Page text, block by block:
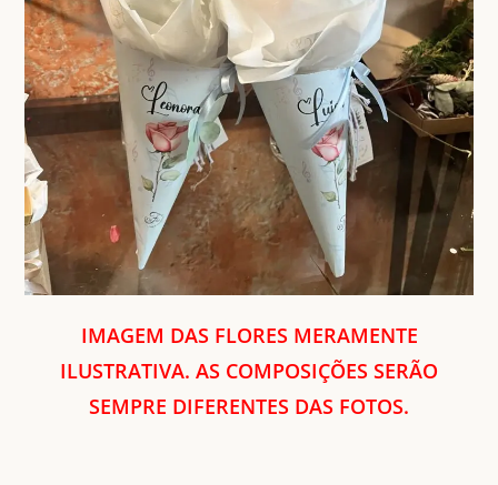
IMAGEM DAS FLORES MERAMENTE
ILUSTRATIVA. AS COMPOSIÇÕES SERÃO
SEMPRE DIFERENTES DAS FOTOS.